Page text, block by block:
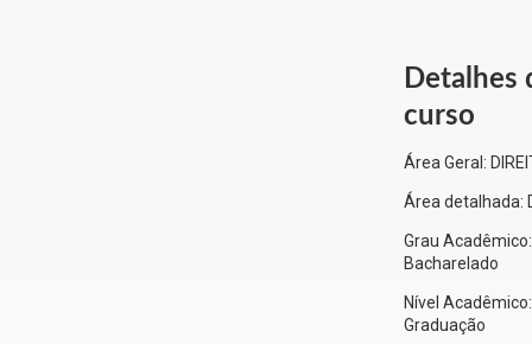
Detalhes
curso
Área Geral:
Área detalhada:
Grau Acadêmico:
Bacharelado
Nível Acadêmico:
Graduação